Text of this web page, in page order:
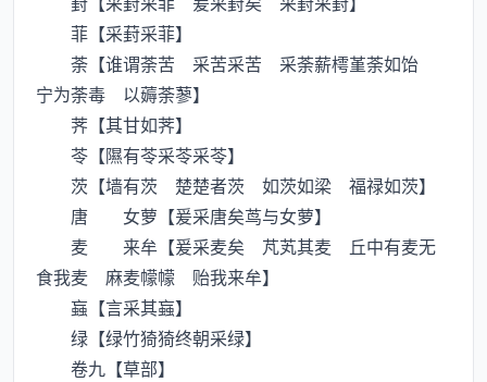
菲【采葑采菲】
荼【谁谓荼苦 采苦采苦 采荼薪樗堇荼如饴
宁为荼毒 以薅荼蓼】
荠【其甘如荠】
苓【隰有苓采苓采苓】
茨【墙有茨 楚楚者茨 如茨如梁 福禄如茨】
唐 女萝【爰采唐矣茑与女萝】
麦 来牟【爰采麦矣 芃芄其麦 丘中有麦无
食我麦 麻麦幪幪 贻我来牟】
蝱【言采其蝱】
绿【绿竹猗猗终朝采绿】
卷九【草部】